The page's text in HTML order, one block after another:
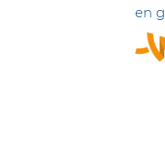
en